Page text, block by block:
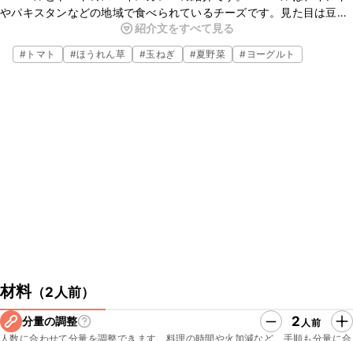
やパキスタンなどの地域で食べられているチーズです。見た目は豆腐
のようで、味はカッテージチーズやクリームチーズに似ています。色
鮮やかでスパイシーなカレーをぜひお試しください。
紹介文をすべて見る
# トマト #ほうれん草 #玉ねぎ #夏野菜 #ヨーグルト
材料（2人前）
分量の調整 2 人前
人数に合わせて分量を調整できます。料理の時間や火加減など、手順も分量に合